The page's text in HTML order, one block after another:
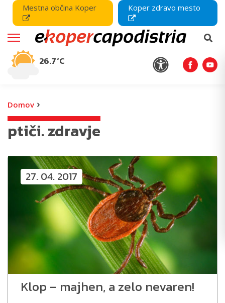
Mestna občina Koper Koper zdravo mesto
26.7°C
Domov ›
ptiči. zdravje
27. 04. 2017
Klop – majhen, a zelo nevaren!